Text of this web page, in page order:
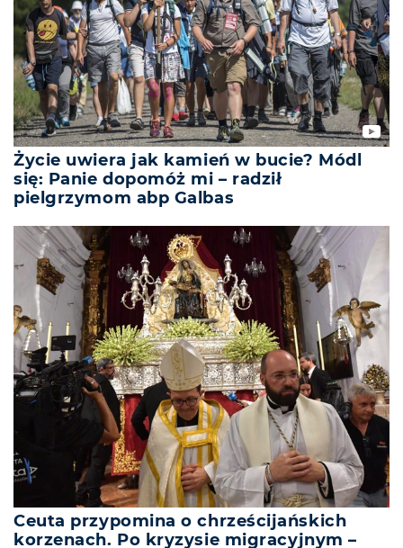
Życie uwiera jak kamień w bucie? Módl
się: Panie dopomóż mi – radził
pielgrzymom abp Galbas
Ceuta przypomina o chrześcijańskich
korzenach. Po kryzysie migracyjnym –